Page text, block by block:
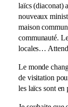
laïcs (diaconat)
nouveaux
maison
communauté.
locales…
Le monde
de visitation
les laïcs sont en